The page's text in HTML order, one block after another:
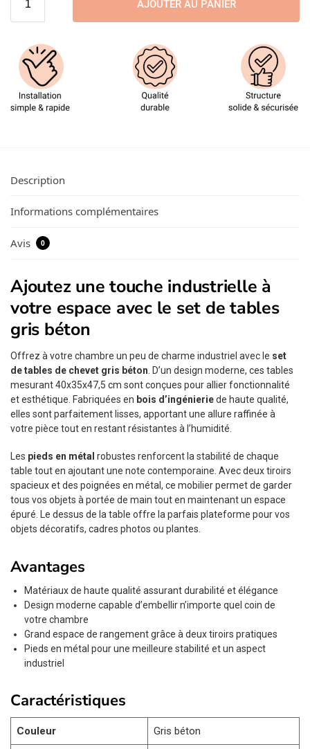
AJOUTER AU PANIER
Description
Informations complémentaires
Avis 0
Ajoutez une touche industrielle à
votre espace avec le set de tables
gris béton
Offrez à votre chambre un peu de charme industriel avec le set
de tables de chevet gris béton . D’un design moderne, ces tables
mesurant 40x35x47,5 cm sont conçues pour allier fonctionnalité
et esthétique. Fabriquées en bois d’ingénieriede haute qualité,
elles sont parfaitement lisses, apportant une allure raffinée à
votre pièce tout en restant résistantes à l’humidité.
Les pieds en métal robustes renforcent la stabilité de chaque
table tout en ajoutant une note contemporaine. Avec deux tiroirs
spacieux et des poignées en métal, ce mobilier permet de garder
tous vos objets à portée de main tout en maintenant un espace
épuré. Le dessus de la table offre la parfais plateforme pour vos
objets décoratifs, cadres photos ou plantes.
Avantages
Matériaux de haute qualité assurant durabilité et élégance
Design moderne capable d’embellir n’importe quel coin de
votre chambre
Grand espace de rangement grâce à deux tiroirs pratiques
Pieds en métal pour une meilleure stabilité et un aspect
industriel
Caractéristiques
Couleur Gris béton